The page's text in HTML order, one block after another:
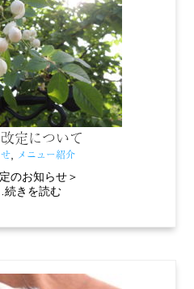
定について
メニュー紹介
定のお知らせ＞
きを読む